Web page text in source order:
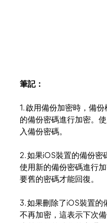
筆記：
1. 啟用備份加密時，備
的備份密碼進行加密。
入備份密碼。
2. 如果iOS裝置的備份
使用新的備份密碼進行
要舊的密碼才能回復。
3. 如果刪除了iOS裝置
不再加密，這表示下次